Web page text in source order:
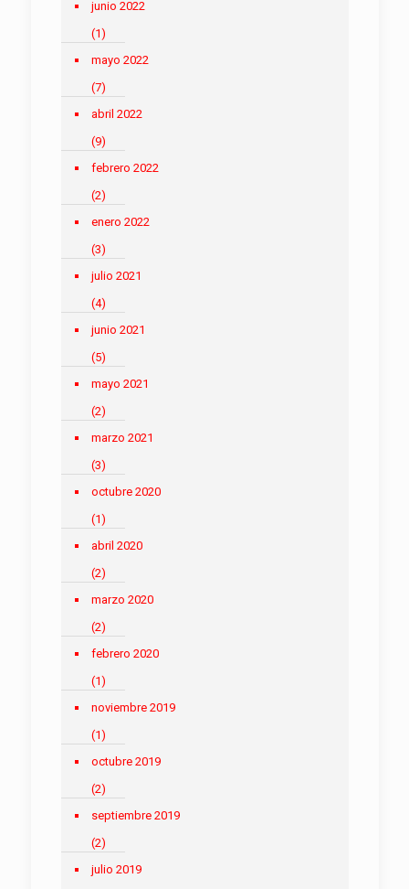
junio 2022
(1)
mayo 2022
(7)
abril 2022
(9)
febrero 2022
(2)
enero 2022
(3)
julio 2021
(4)
junio 2021
(5)
mayo 2021
(2)
marzo 2021
(3)
octubre 2020
(1)
abril 2020
(2)
marzo 2020
(2)
febrero 2020
(1)
noviembre 2019
(1)
octubre 2019
(2)
septiembre 2019
(2)
julio 2019